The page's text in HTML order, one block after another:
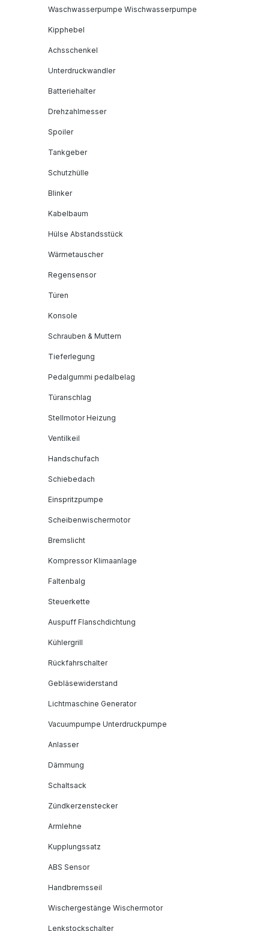
Waschwasserpumpe Wischwasserpumpe
Kipphebel
Achsschenkel
Unterdruckwandler
Batteriehalter
Drehzahlmesser
Spoiler
Tankgeber
Schutzhülle
Blinker
Kabelbaum
Hülse Abstandsstück
Wärmetauscher
Regensensor
Türen
Konsole
Schrauben & Muttern
Tieferlegung
Pedalgummi pedalbelag
Türanschlag
Stellmotor Heizung
Ventilkeil
Handschufach
Schiebedach
Einspritzpumpe
Scheibenwischermotor
Bremslicht
Kompressor Klimaanlage
Faltenbalg
Steuerkette
Auspuff Flanschdichtung
Kühlergrill
Rückfahrschalter
Gebläsewiderstand
Lichtmaschine Generator
Vacuumpumpe Unterdruckpumpe
Anlasser
Dämmung
Schaltsack
Zündkerzenstecker
Armlehne
Kupplungssatz
ABS Sensor
Handbremsseil
Wischergestänge Wischermotor
Lenkstockschalter